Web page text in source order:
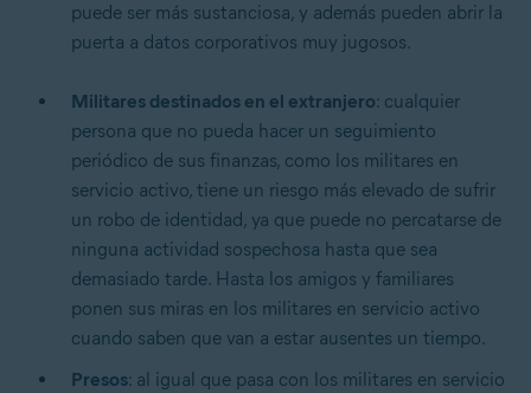
puede ser más sustanciosa, y además pueden abrir la
puerta a datos corporativos muy jugosos.
Militares destinados en el extranjero: cualquier
persona que no pueda hacer un seguimiento
periódico de sus finanzas, como los militares en
servicio activo, tiene un riesgo más elevado de sufrir
un robo de identidad, ya que puede no percatarse de
ninguna actividad sospechosa hasta que sea
demasiado tarde. Hasta los amigos y familiares
ponen sus miras en los militares en servicio activo
cuando saben que van a estar ausentes un tiempo.
Presos: al igual que pasa con los militares en servicio